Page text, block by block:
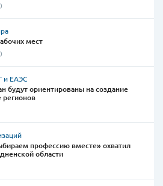
мест
и ЕАЭС
будут ориентированы на создание
регионов
профессию вместе» охватил
области